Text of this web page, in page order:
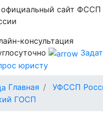
сайт ФССП
консультация
юристу
Главная
УФССП
ГОСП